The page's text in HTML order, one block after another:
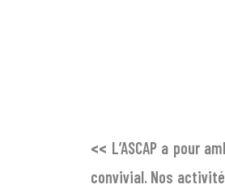
<< L’ASCAP a pour
convivial. Nos